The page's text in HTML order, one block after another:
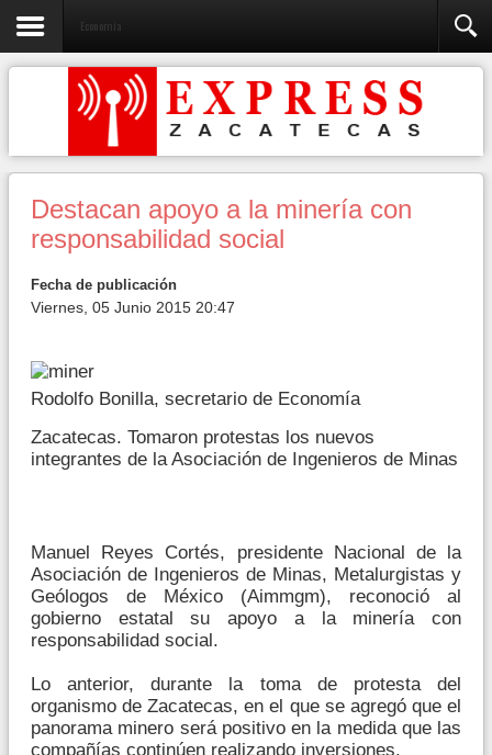
Economía
Destacan apoyo a la minería con
responsabilidad social
Fecha de publicación
Viernes, 05 Junio 2015 20:47
Rodolfo Bonilla, secretario de Economía
Zacatecas. Tomaron protestas los nuevos
integrantes de la Asociación de Ingenieros de Minas
Manuel Reyes Cortés, presidente Nacional de la
Asociación de Ingenieros de Minas, Metalurgistas y
Geólogos de México (Aimmgm), reconoció al
gobierno estatal su apoyo a la minería con
responsabilidad social.
Lo anterior, durante la toma de protesta del
organismo de Zacatecas, en el que se agregó que el
panorama minero será positivo en la medida que las
compañías continúen realizando inversiones.